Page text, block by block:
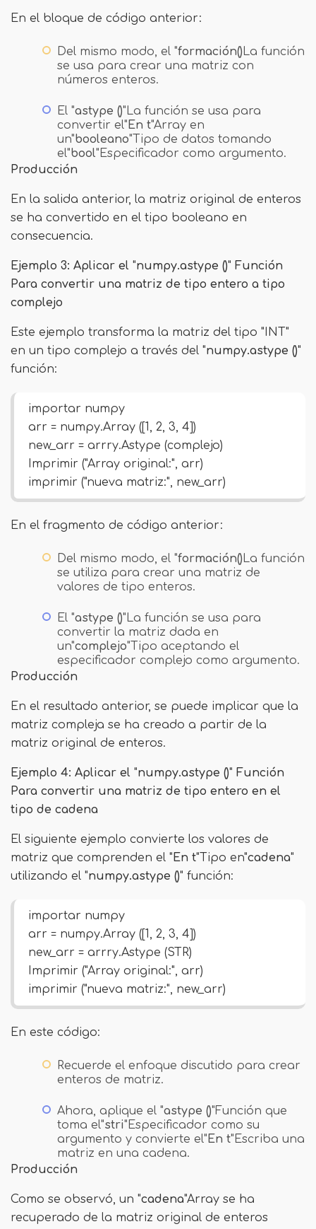
En el bloque de código anterior:
Del mismo modo, el "formación() La función
se usa para crear una matriz con
números enteros.
El "astype ()"La función se usa para
convertir el" En t"Array en
un"booleano"Tipo de datos tomando
el"bool"Especificador como argumento.
Producción
En la salida anterior, la matriz original de enteros
se ha convertido en el tipo booleano en
consecuencia.
Ejemplo 3: Aplicar el "numpy.astype ()" Función
Para convertir una matriz de tipo entero a tipo
complejo
Este ejemplo transforma la matriz del tipo "INT"
en un tipo complejo a través del "numpy.astype ()"
función:
importar numpy
arr = numpy.Array ([1, 2, 3, 4])
new_arr = arrry.Astype (complejo)
Imprimir ("Array original:", arr)
imprimir ("nueva matriz:", new_arr)
En el fragmento de código anterior:
Del mismo modo, el "formación() La función
se utiliza para crear una matriz de
valores de tipo enteros.
El "astype ()"La función se usa para
convertir la matriz dada en
un"complejo"Tipo aceptando el
especificador complejo como argumento.
Producción
En el resultado anterior, se puede implicar que la
matriz compleja se ha creado a partir de la
matriz original de enteros.
Ejemplo 4: Aplicar el "numpy.astype ()" Función
Para convertir una matriz de tipo entero en el
tipo de cadena
El siguiente ejemplo convierte los valores de
matriz que comprenden el "En t"Tipo en"cadena"
utilizando el "numpy.astype ()" función:
importar numpy
arr = numpy.Array ([1, 2, 3, 4])
new_arr = arrry.Astype (STR)
Imprimir ("Array original:", arr)
imprimir ("nueva matriz:", new_arr)
En este código:
Recuerde el enfoque discutido para crear
enteros de matriz.
Ahora, aplique el "astype ()"Función que
toma el"stri"Especificador como su
argumento y convierte el" En t"Escriba una
matriz en una cadena.
Producción
Como se observó, un "cadena"Array se ha
recuperado de la matriz original de enteros